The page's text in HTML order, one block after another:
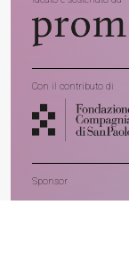
Con il contributo di
Sponsor